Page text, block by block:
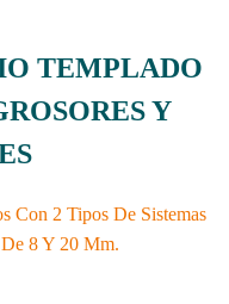
TEMPLADO
Y
Con 2 Tipos De Sistemas
8 Y 20 Mm.